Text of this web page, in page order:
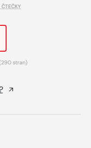
ČTEČKY
stran)